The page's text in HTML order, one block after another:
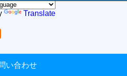
Translate
い合わせ